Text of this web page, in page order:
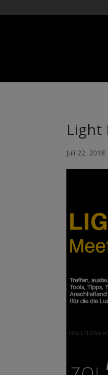
Light
Juli 22, 2018